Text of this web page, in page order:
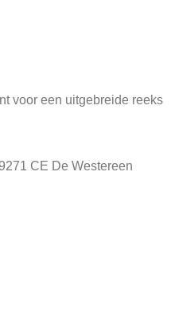
voor een uitgebreide reeks
CE De Westereen